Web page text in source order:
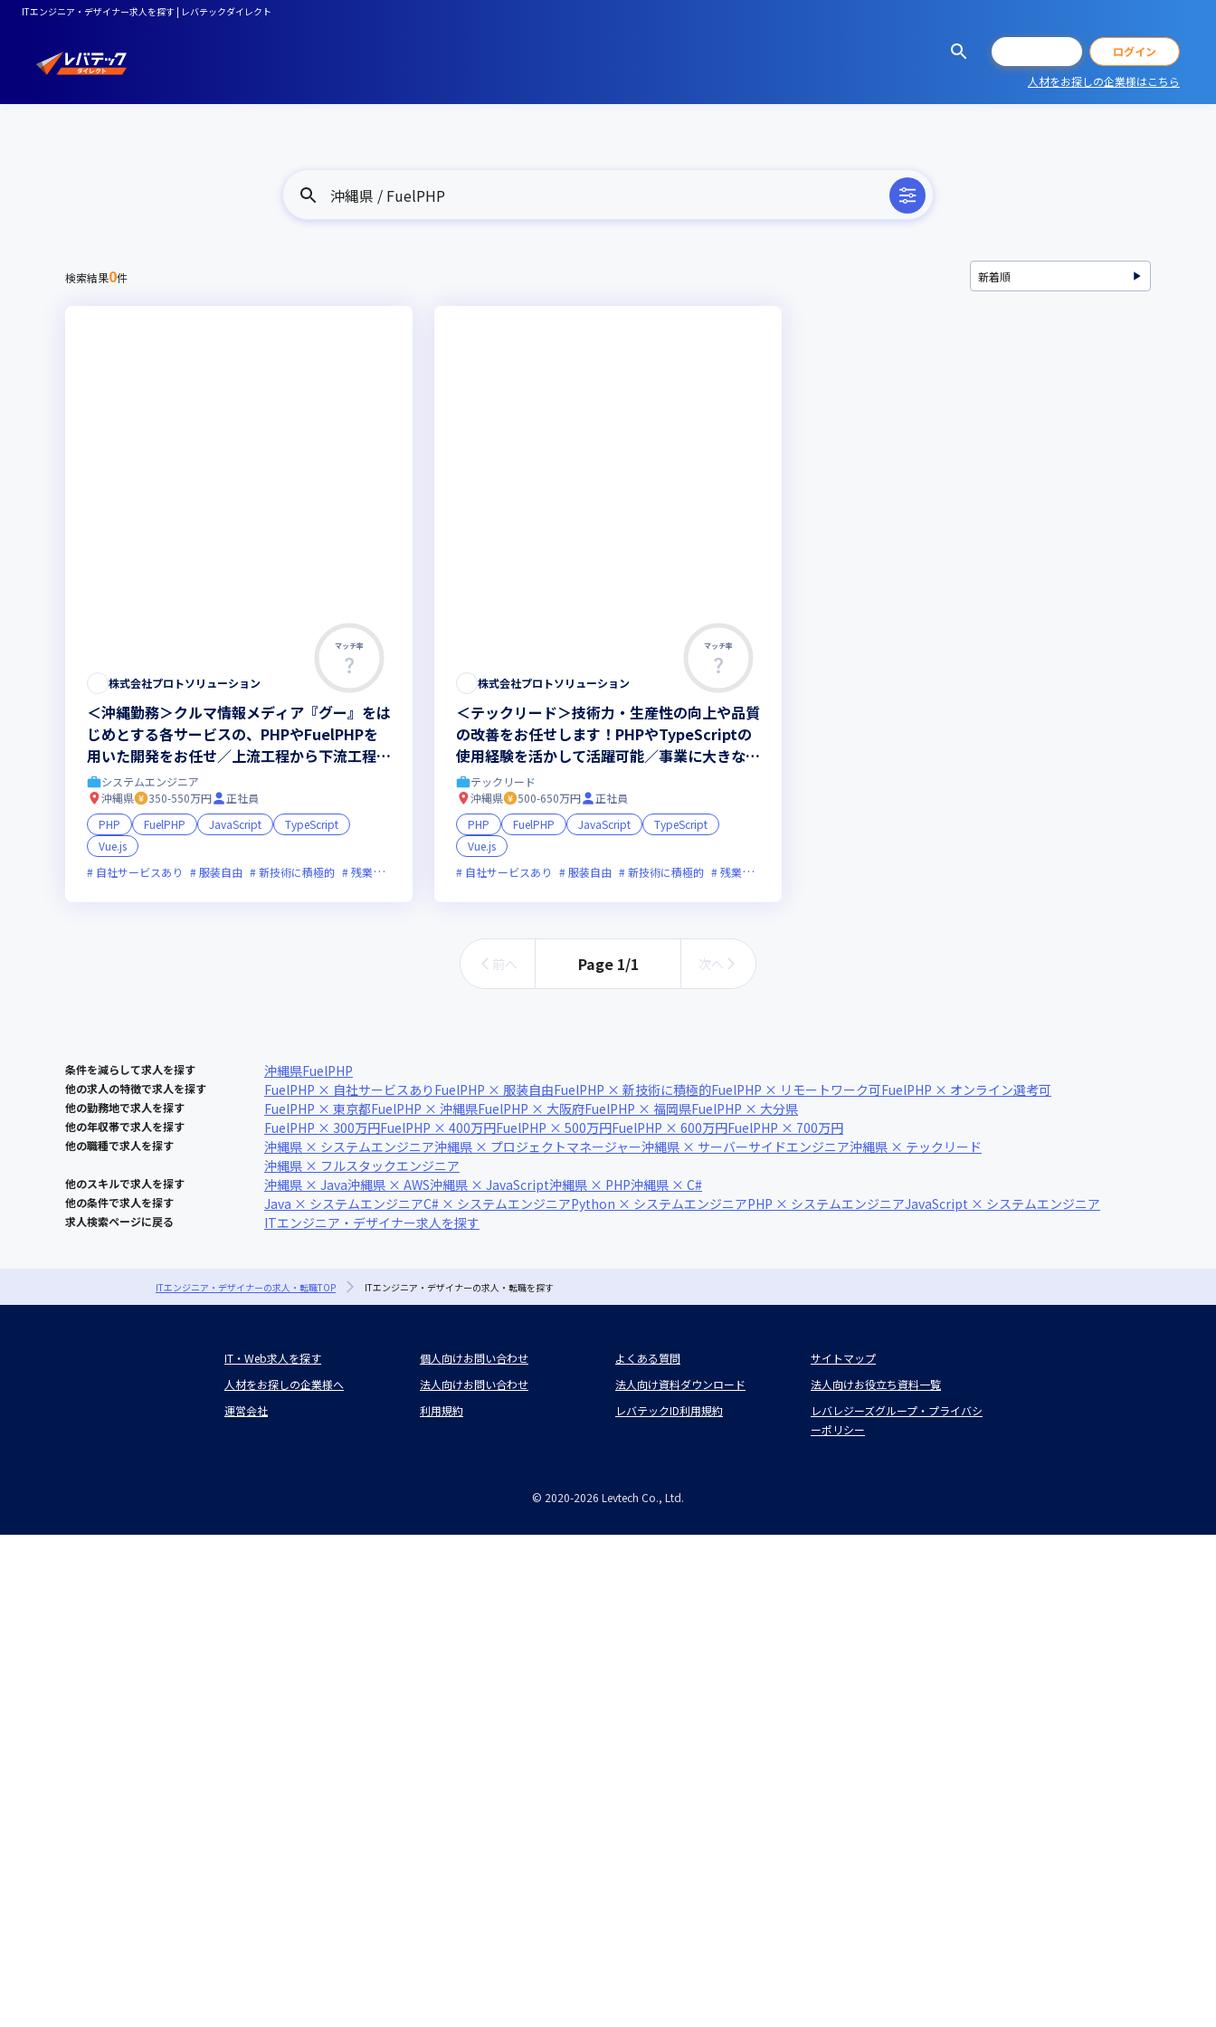
ITエンジニア・デザイナー求人を探す | レバテックダイレクト
ログイン
人材をお探しの企業様はこちら
沖縄県 / FuelPHP
検索結果0件
マッチ率
株式会社プロトソリューション
＜沖縄勤務＞クルマ情報メディア『グー』をは
じめとする各サービスの、PHPやFuelPHPを
用いた開発をお任せ／上流工程から下流工程ま
で一貫して対応可能
システムエンジニア
沖縄県
350-550万円
正社員
PHP
FuelPHP JavaScript
TypeScript
Vue.js
自社サービスあり
服装自由 新技術に積極的 残業月20時間未満 女性エンジニアが活躍中
マッチ率
株式会社プロトソリューション
＜テックリード＞技術力・生産性の向上や品質
の改善をお任せします！PHPやTypeScriptの
使用経験を活かして活躍可能／事業に大きな影
響を与えられるポジション
テックリード
沖縄県
500-650万円
正社員
PHP
FuelPHP JavaScript
TypeScript
Vue.js
自社サービスあり
服装自由 新技術に積極的 残業月20時間未満
前へ Page 1/1 次へ
条件を減らして求人を探す 沖縄県FuelPHP
他の求人の特徴で求人を探す FuelPHP × 自社サービスあり FuelPHP × 服装自由FuelPHP × 新技術に積極的FuelPHP × リモートワーク可FuelPHP × オンライン選考可
他の勤務地で求人を探す FuelPHP × 東京都FuelPHP × 沖縄県FuelPHP × 大阪府FuelPHP × 福岡県FuelPHP × 大分県
他の年収帯で求人を探す FuelPHP × 300万円FuelPHP × 400万円FuelPHP × 500万円FuelPHP × 600万円FuelPHP × 700万円
他の職種で求人を探す 沖縄県 × システムエンジニア沖縄県 × プロジェクトマネージャー沖縄県 × サーバーサイドエンジニア沖縄県 × テックリード
沖縄県 × フルスタックエンジニア
他のスキルで求人を探す 沖縄県 × Java沖縄県 × AWS沖縄県 × JavaScript沖縄県 × PHP沖縄県 × C#
他の条件で求人を探す Java × システムエンジニアC# × システムエンジニアPython × システムエンジニアPHP × システムエンジニアJavaScript × システムエンジニア
求人検索ページに戻る ITエンジニア・デザイナー求人を探す
ITエンジニア・デザイナーの求人・転職TOP ITエンジニア・デザイナーの求人・転職を探す
IT・Web求人を探す 個人向けお問い合わせ よくある質問
サイトマップ
人材をお探しの企業様へ
法人向けお問い合わせ 法人向け資料ダウンロード
法人向けお役立ち資料一覧
運営会社
利用規約 レバテックID利用規約
レバレジーズグループ・プライバシ
ーポリシー
© 2020-2026 Levtech Co., Ltd.